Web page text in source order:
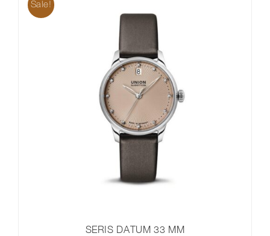
Sale!
SERIS DATUM 33 MM